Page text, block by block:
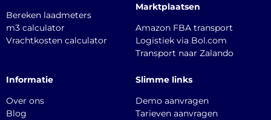
Bereken laadmeters
m3 calculator
Vrachtkosten calculator
Marktplaatsen
Amazon FBA transport
Logistiek via Bol.com
Transport naar Zalando
Informatie
Over ons
Blog
Slimme links
Demo aanvragen
Tarieven aanvragen